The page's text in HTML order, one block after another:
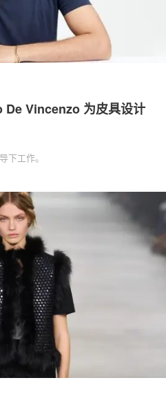
De Vincenzo 为皮具设计
下工作。